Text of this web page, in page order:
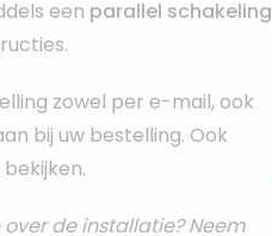
een parallel schakeling
.
zowel per e-mail, ook
bij uw bestelling. Ook
de installatie? Neem